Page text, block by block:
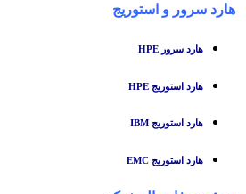
هارد سرور و استوریج
هارد سرور HPE
هارد استوریج HPE
هارد استوریج IBM
هارد استوریج EMC